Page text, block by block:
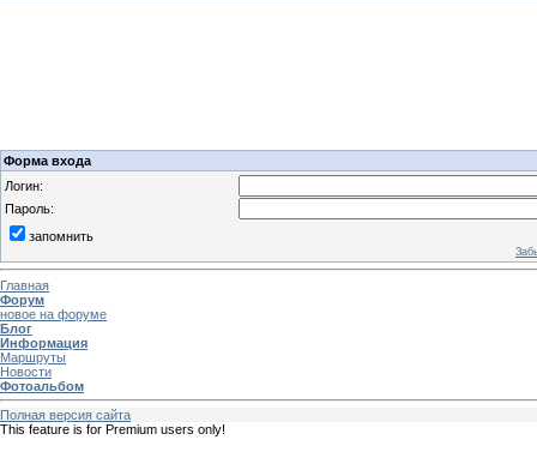
Форма входа
Логин:
Пароль:
запомнить
Главная
Форум
новое на форуме
Блог
Информация
Маршруты
Новости
Фотоальбом
Полная версия сайта
This feature is for Premium users only!